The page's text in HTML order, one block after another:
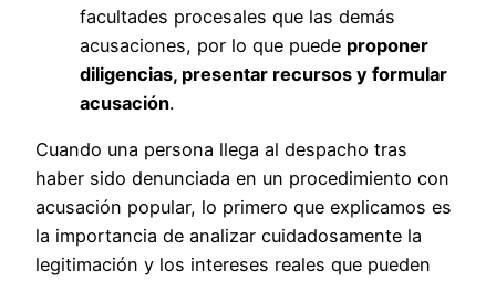
facultades procesales que las demás
acusaciones, por lo que puede proponer
diligencias, presentar recursos y formular
acusación.
Cuando una persona llega al despacho tras
haber sido denunciada en un procedimiento con
acusación popular, lo primero que explicamos es
la importancia de analizar cuidadosamente la
legitimación y los intereses reales que pueden